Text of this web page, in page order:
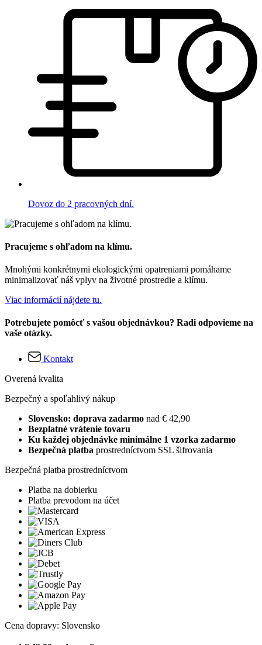
Dovoz do 2 pracovných dní.
Pracujeme s ohľadom na klímu.
Mnohými konkrétnymi ekologickými opatreniami pomáhame
minimalizovať náš vplyv na životné prostredie a klímu.
Viac informácií nájdete tu.
Potrebujete pomôcť s vašou objednávkou? Radi odpovieme na
vaše otázky.
Kontakt
Overená kvalita
Bezpečný a spoľahlivý nákup
Slovensko: doprava zadarmo nad € 42,90
Bezplatné vrátenie tovaru
Ku každej objednávke minimálne 1 vzorka zadarmo
Bezpečná platba prostredníctvom SSL šifrovania
Bezpečná platba prostredníctvom
Platba na dobierku
Platba prevodom na účet
Cena dopravy: Slovensko